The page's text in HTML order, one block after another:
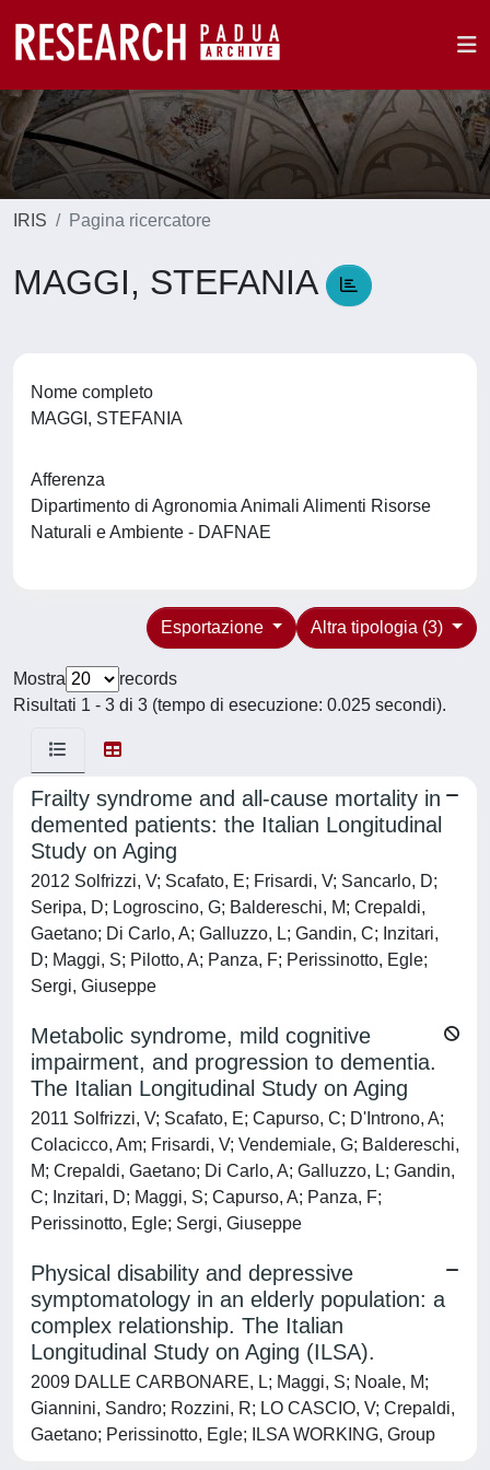
IRIS Pagina ricercatore
MAGGI, STEFANIA
Nome completo
MAGGI, STEFANIA
Afferenza
Dipartimento di Agronomia Animali Alimenti Risorse
Naturali e Ambiente - DAFNAE
Altra tipologia (3)
Esportazione
Mostra
records
Risultati 1 - 3 di 3 (tempo di esecuzione: 0.025 secondi).
Frailty syndrome and all-cause mortality in
demented patients: the Italian Longitudinal
Study on Aging
2012 Solfrizzi, V; Scafato, E; Frisardi, V; Sancarlo, D;
Seripa, D; Logroscino, G; Baldereschi, M; Crepaldi,
Gaetano; Di Carlo, A; Galluzzo, L; Gandin, C; Inzitari,
D; Maggi, S; Pilotto, A; Panza, F; Perissinotto, Egle;
Sergi, Giuseppe
Metabolic syndrome, mild cognitive
impairment, and progression to dementia.
The Italian Longitudinal Study on Aging
2011 Solfrizzi, V; Scafato, E; Capurso, C; D'Introno, A;
Colacicco, Am; Frisardi, V; Vendemiale, G; Baldereschi,
M; Crepaldi, Gaetano; Di Carlo, A; Galluzzo, L; Gandin,
C; Inzitari, D; Maggi, S; Capurso, A; Panza, F;
Perissinotto, Egle; Sergi, Giuseppe
Physical disability and depressive
symptomatology in an elderly population: a
complex relationship. The Italian
Longitudinal Study on Aging (ILSA).
2009 DALLE CARBONARE, L; Maggi, S; Noale, M;
Giannini, Sandro; Rozzini, R; LO CASCIO, V; Crepaldi,
Gaetano; Perissinotto, Egle; ILSA WORKING, Group